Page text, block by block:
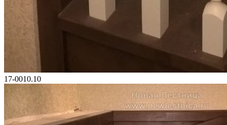
17-0010.10